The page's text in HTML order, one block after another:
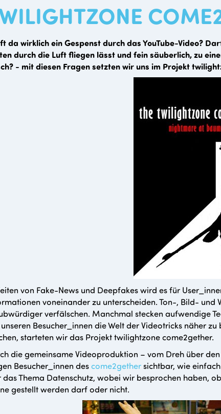
da wirklich ein Gespenst durch das YouTube-Video?
durch die Luft fliegen lässt und fein säuberlich, zu
- mit diesen Fragen setzten wir uns im Projekt
von Fake-News und Deepfakes wird es für
voneinander zu unterscheiden. Ton-, Bild-
verfälschen. Manchmal stecken aufwendige
Besucher_innen die Welt der Videotricks näher
starteten wir das Projekt twilightzone come2gether.
die gemeinsame Videoproduktion – vom Dreh über
Besucher_innen descome2gethersichtbar, wie
Thema Datenschutz, wobei wir besprochen haben,
gestellt werden darf oder nicht.